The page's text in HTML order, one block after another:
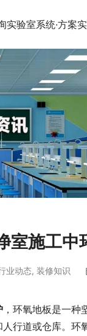
实验室系统·方案
室施工
业动态, 装修知识
，环氧地板是一
行道或仓库。